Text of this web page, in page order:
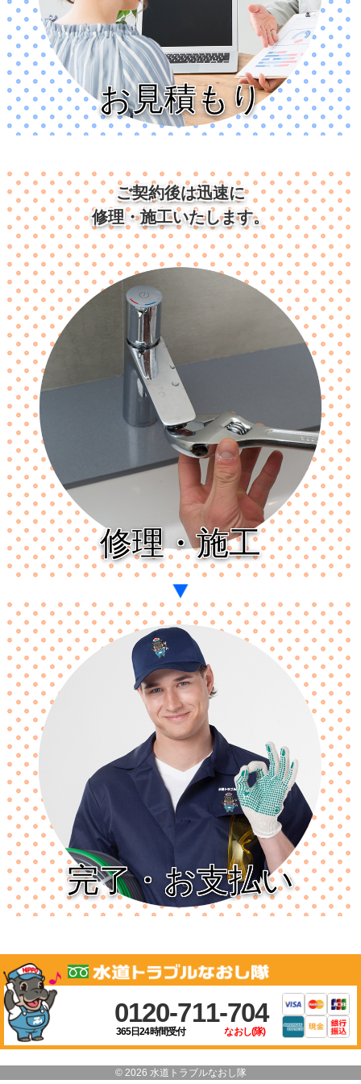
お見積もり
ご契約後は迅速に
修理・施工いたします。
修理・施工
完了・お支払い
0120-711-704
なおし(隊)
365日24時間受付
© 2026 水道トラブルなおし隊